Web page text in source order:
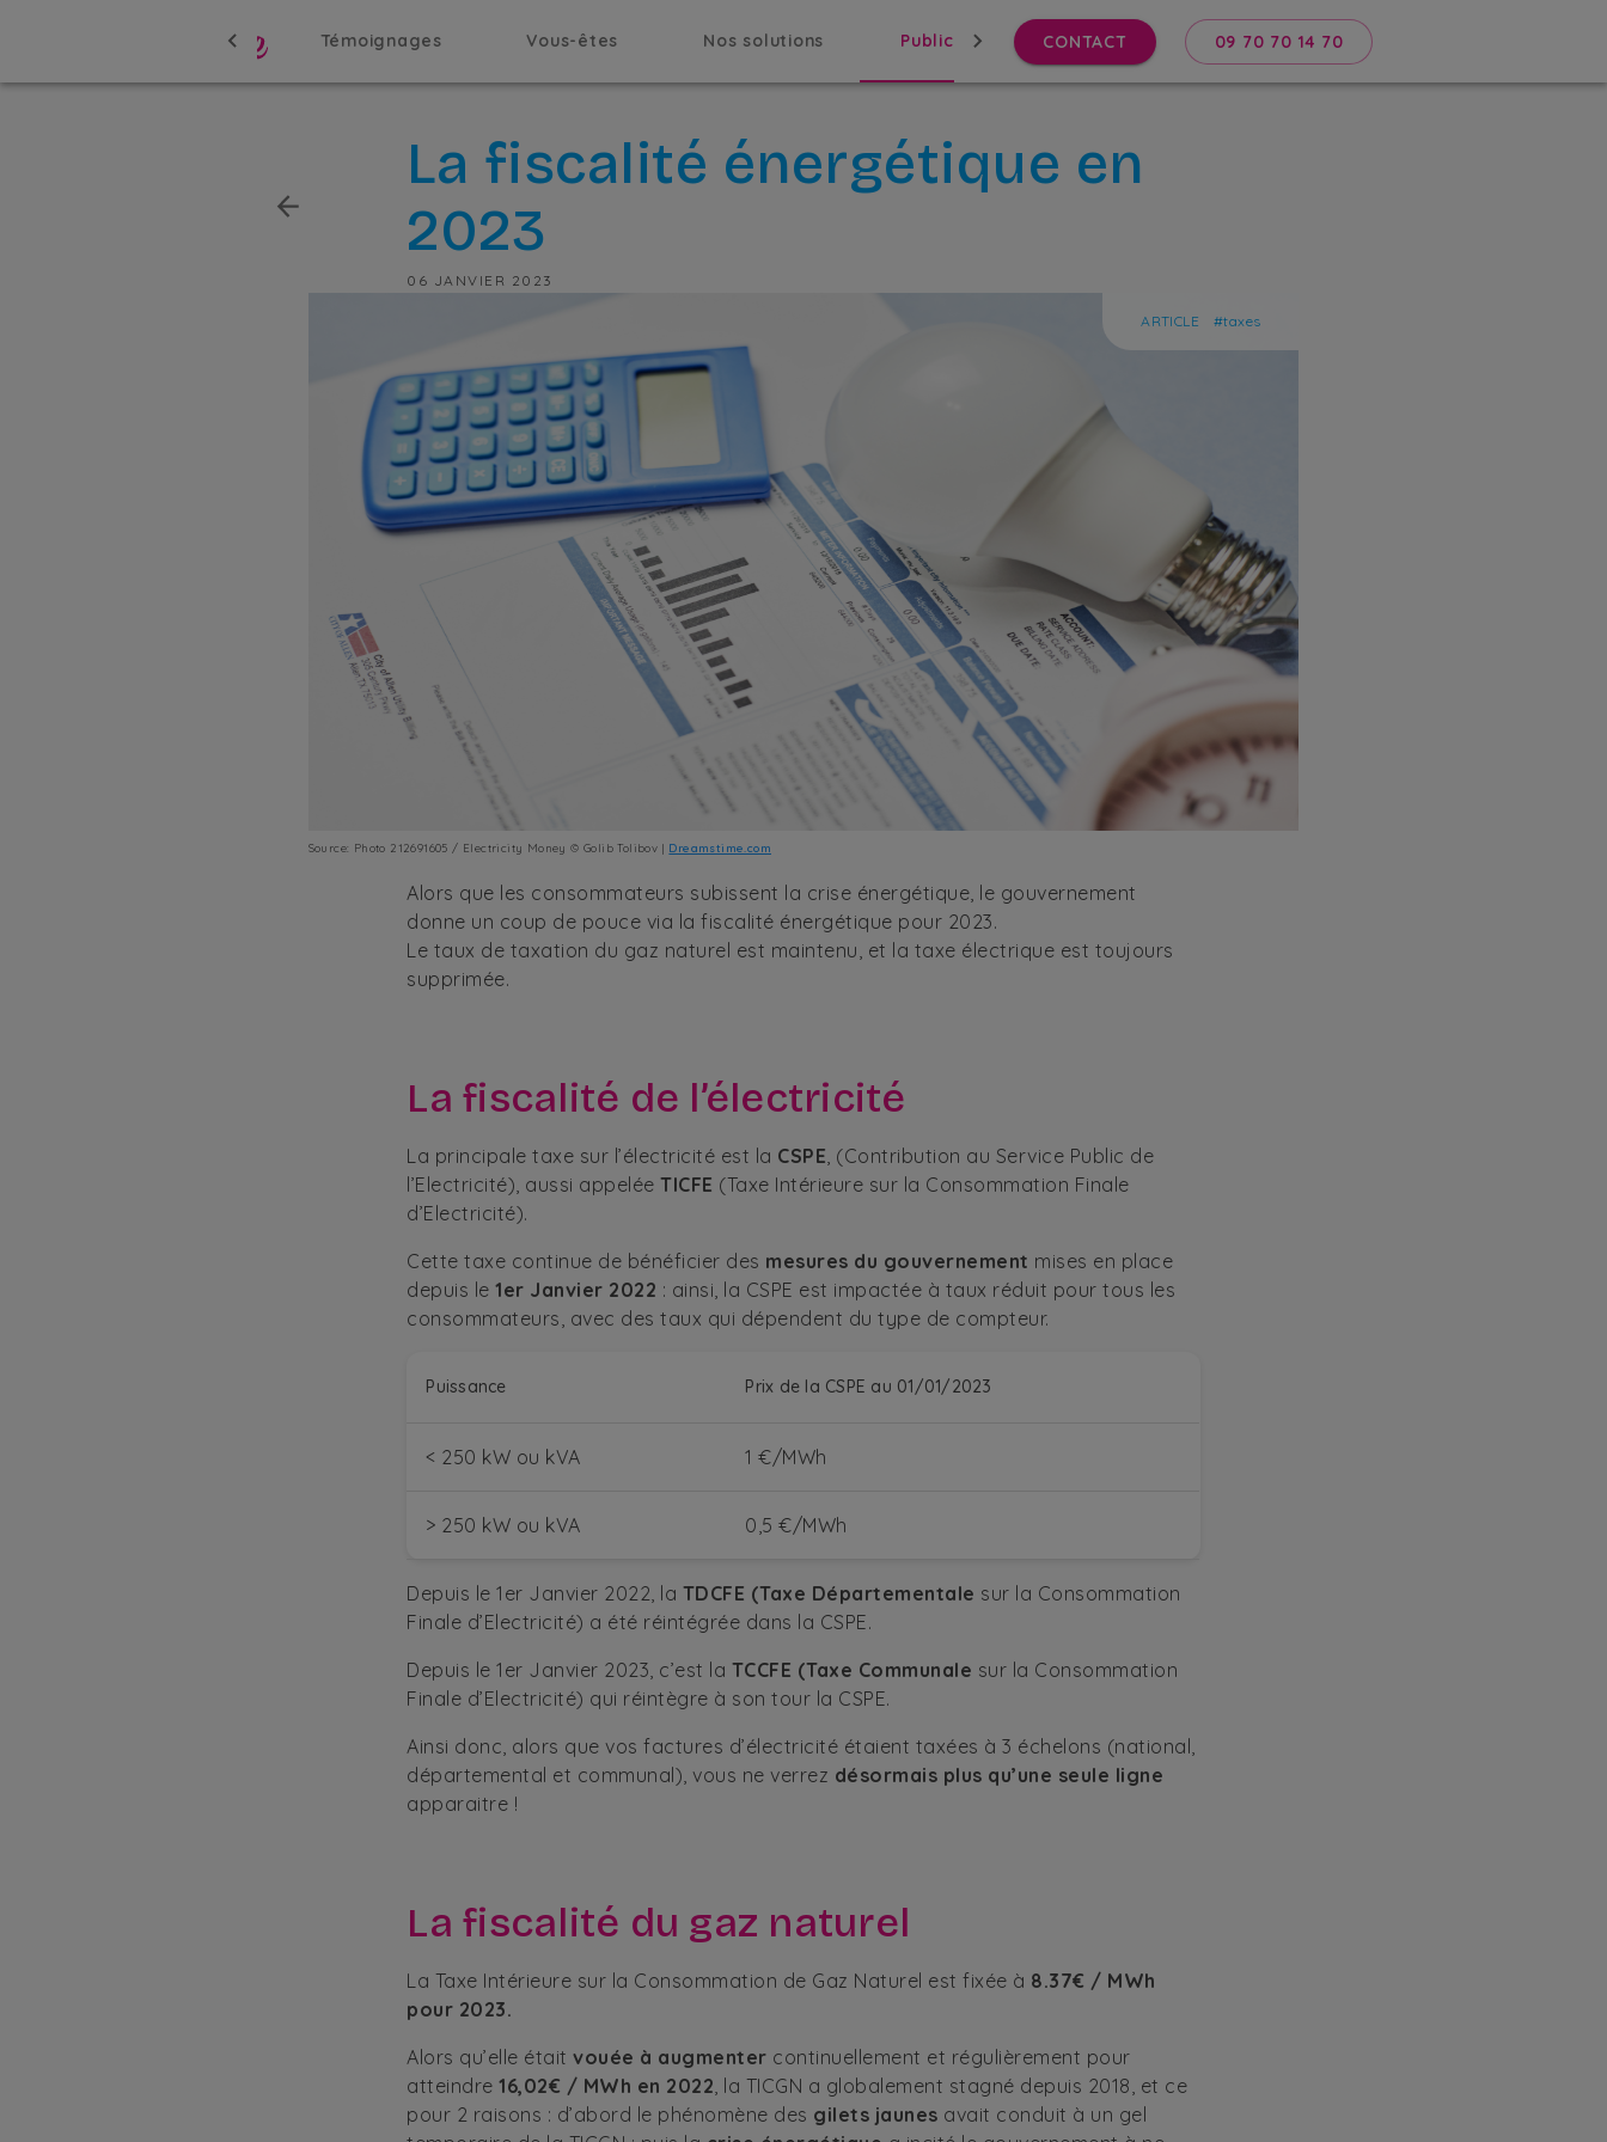
Témoignages Vous-êtes Nos solutions Publications CONTACT 09 70 70 14 70
La fiscalité énergétique en
2023
06 JANVIER 2023
ARTICLE #taxes
Source: Photo 212691605 / Electricity Money © Golib Tolibov | Dreamstime.com
Alors que les consommateurs subissent la crise énergétique, le gouvernement
donne un coup de pouce via la fiscalité énergétique pour 2023.
Le taux de taxation du gaz naturel est maintenu, et la taxe électrique est toujours
supprimée.
La fiscalité de l’électricité
La principale taxe sur l’électricité est la CSPE , (Contribution au Service Public de
l’Electricité), aussi appeléeTICFE (Taxe Intérieure sur la Consommation Finale
d’Electricité).
Cette taxe continue de bénéficier des mesures du gouvernement mises en place
depuis le1er Janvier 2022 : ainsi, la CSPE est impactée à taux réduit pour tous les
consommateurs, avec des taux qui dépendent du type de compteur.
Puissance Prix de la CSPE au 01/01/2023
< 250 kW ou kVA 1 €/MWh
> 250 kW ou kVA 0,5 €/MWh
Depuis le 1er Janvier 2022, la TDCFE (Taxe Départementale sur la Consommation
Finale d’Electricité) a été réintégrée dans la CSPE.
Depuis le 1er Janvier 2023, c’est la TCCFE (Taxe Communale sur la Consommation
Finale d’Electricité) qui réintègre à son tour la CSPE.
Ainsi donc, alors que vos factures d’électricité étaient taxées à 3 échelons (national,
départemental et communal), vous ne verrez désormais plus qu’une seule ligne
apparaitre !
La fiscalité du gaz naturel
La Taxe Intérieure sur la Consommation de Gaz Naturel est fixée à 8.37€ / MWh
pour 2023.
Alors qu’elle étaitvouée à augmenter continuellement et régulièrement pour
atteindre16,02€ / MWh en 2022 , la TICGN a globalement stagné depuis 2018, et ce
pour 2 raisons : d’abord le phénomène des gilets jaunes avait conduit à un gel